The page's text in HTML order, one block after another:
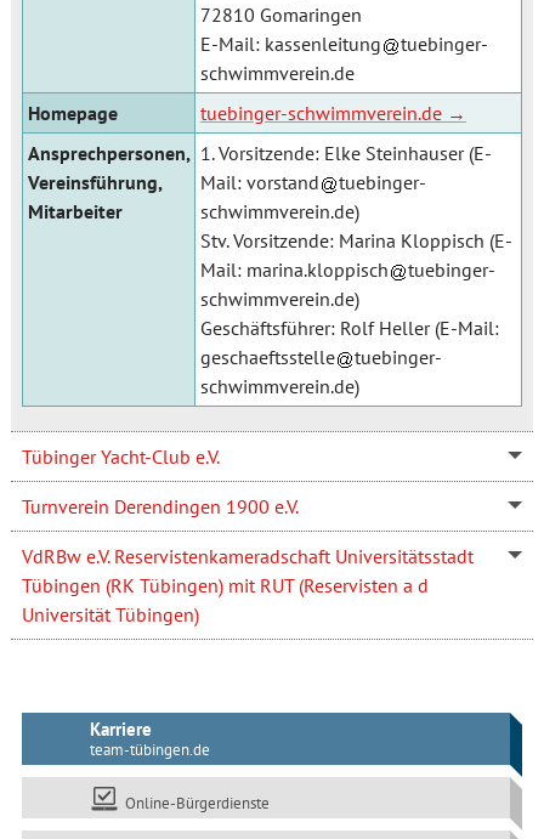
72810 Gomaringen
E-Mail: kassenleitung
tuebinger-
schwimmverein.de
Homepage
tuebinger-schwimmverein.de
Ansprechpersonen,
Vereinsführung,
Mitarbeiter
1. Vorsitzende: Elke Steinhauser (E-
Mail: vorstand
tuebinger-
schwimmverein.de)
Stv. Vorsitzende: Marina Kloppisch (E-
Mail: marina.kloppisch
tuebinger-
schwimmverein.de)
Geschäftsführer: Rolf Heller (E-Mail:
geschaeftsstelle
tuebinger-
schwimmverein.de)
Tübinger Yacht-Club e.V.
Turnverein Derendingen 1900 e.V.
VdRBw e.V. Reservistenkameradschaft Universitätsstadt
Tübingen (RK Tübingen) mit RUT (Reservisten a d
Universität Tübingen)
Karriere
team-tübingen.de
Online-Bürgerdienste